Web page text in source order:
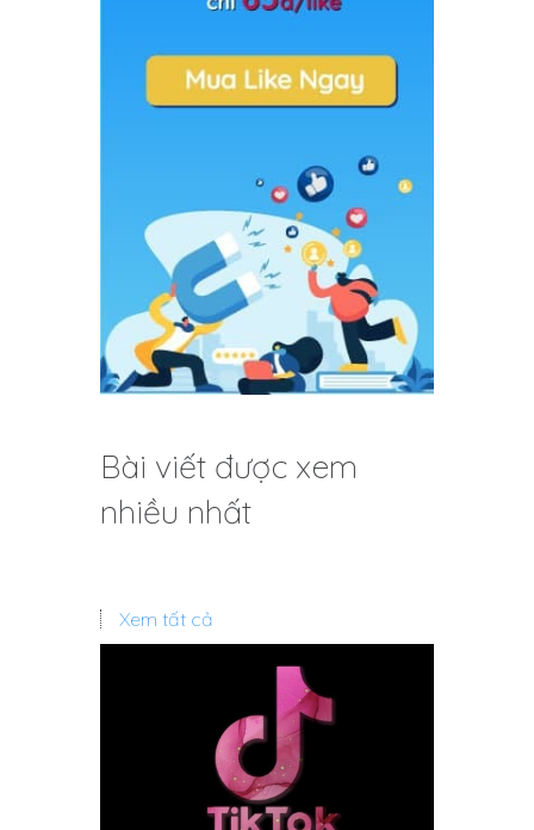
Bài viết được xem
nhiều nhất
Xem tất cả